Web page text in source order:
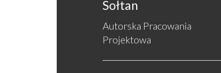
Sołtan
Autorska Pracowania
Projektowa